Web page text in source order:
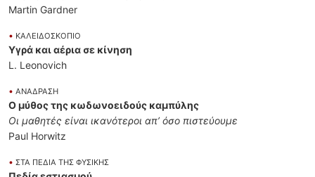
Martin Gardner
• ΚΑΛΕΙΔΟΣΚΟΠΙΟ
Υγρά και αέρια σε κίνηση
L. Leonovich
• ΑΝΑΔΡΑΣΗ
Ο μύθος της κωδωνοειδούς καμπύλης
Οι μαθητές είναι ικανότεροι απ’ όσο πιστεύουμε
Paul Horwitz
• ΣΤΑ ΠΕΔΙΑ ΤΗΣ ΦΥΣΙΚΗΣ